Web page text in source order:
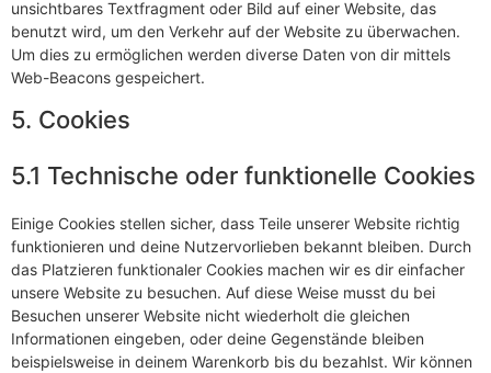
unsichtbares Textfragment oder Bild auf einer Website, das
benutzt wird, um den Verkehr auf der Website zu überwachen.
Um dies zu ermöglichen werden diverse Daten von dir mittels
Web-Beacons gespeichert.
5. Cookies
5.1 Technische oder funktionelle Cookies
Einige Cookies stellen sicher, dass Teile unserer Website richtig
funktionieren und deine Nutzervorlieben bekannt bleiben. Durch
das Platzieren funktionaler Cookies machen wir es dir einfacher
unsere Website zu besuchen. Auf diese Weise musst du bei
Besuchen unserer Website nicht wiederholt die gleichen
Informationen eingeben, oder deine Gegenstände bleiben
beispielsweise in deinem Warenkorb bis du bezahlst. Wir können